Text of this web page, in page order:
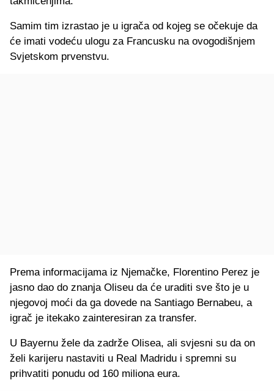
Samim tim izrastao je u igrača od kojeg se očekuje da
će imati vodeću ulogu za Francusku na ovogodišnjem
Svjetskom prvenstvu.
Prema informacijama iz Njemačke, Florentino Perez je
jasno dao do znanja Oliseu da će uraditi sve što je u
njegovoj moći da ga dovede na Santiago Bernabeu, a
igrač je itekako zainteresiran za transfer.
U Bayernu žele da zadrže Olisea, ali svjesni su da on
želi karijeru nastaviti u Real Madridu i spremni su
prihvatiti ponudu od 160 miliona eura.